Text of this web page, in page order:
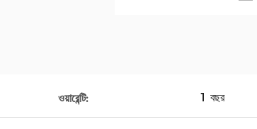
ওয়ারেন্টি: 1 বছর